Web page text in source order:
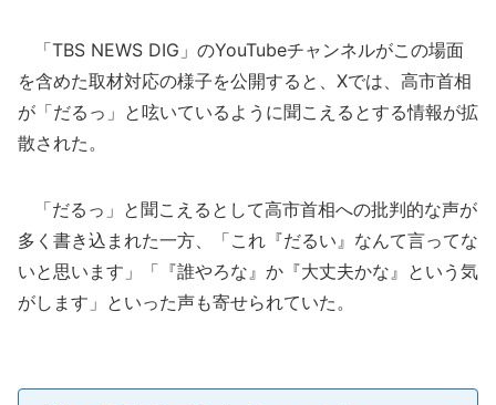
「TBS NEWS DIG」のYouTubeチャンネルがこの場面
を含めた取材対応の様子を公開すると、Xでは、高市首相
が「だるっ」と呟いているように聞こえるとする情報が拡
散された。
「だるっ」と聞こえるとして高市首相への批判的な声が
多く書き込まれた一方、「これ『だるい』なんて言ってな
いと思います」「『誰やろな』か『大丈夫かな』という気
がします」といった声も寄せられていた。